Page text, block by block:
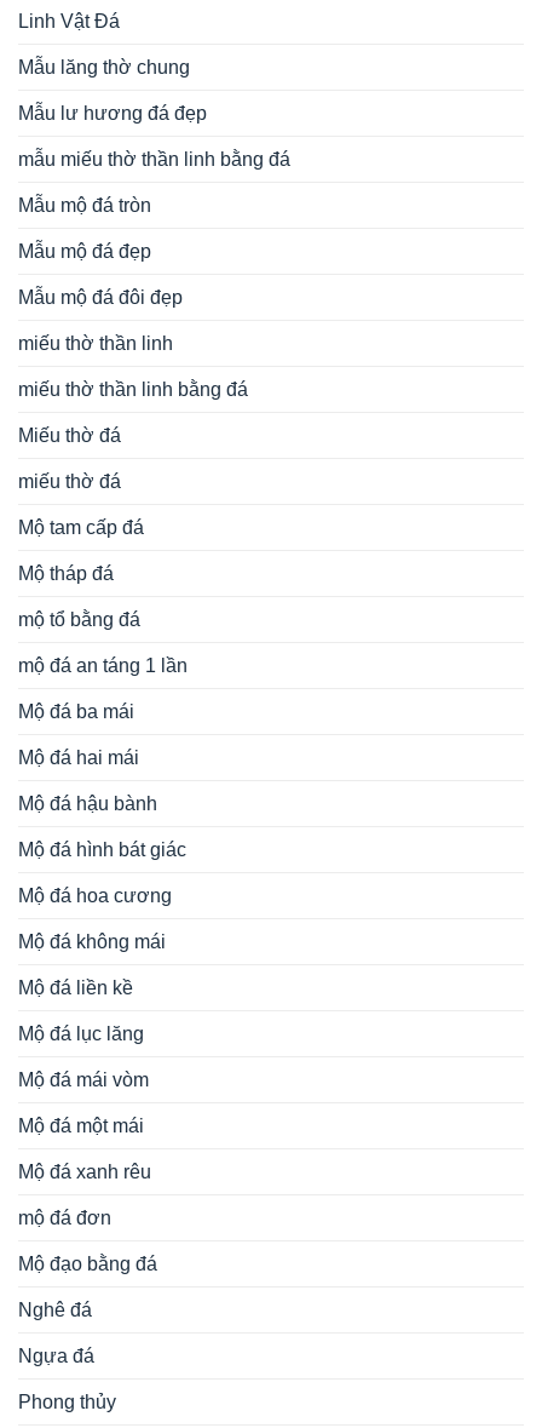
Linh Vật Đá
Mẫu lăng thờ chung
Mẫu lư hương đá đẹp
mẫu miếu thờ thần linh bằng đá
Mẫu mộ đá tròn
Mẫu mộ đá đẹp
Mẫu mộ đá đôi đẹp
miếu thờ thần linh
miếu thờ thần linh bằng đá
Miếu thờ đá
miếu thờ đá
Mộ tam cấp đá
Mộ tháp đá
mộ tổ bằng đá
mộ đá an táng 1 lần
Mộ đá ba mái
Mộ đá hai mái
Mộ đá hậu bành
Mộ đá hình bát giác
Mộ đá hoa cương
Mộ đá không mái
Mộ đá liền kề
Mộ đá lục lăng
Mộ đá mái vòm
Mộ đá một mái
Mộ đá xanh rêu
mộ đá đơn
Mộ đạo bằng đá
Nghê đá
Ngựa đá
Phong thủy